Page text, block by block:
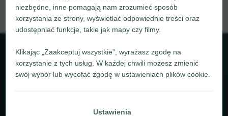
O locabee
niezbędne, inne pomagają nam zrozumieć sposób
korzystania ze strony, wyświetlać odpowiednie treści oraz
udostępniać funkcje, takie jak mapy czy filmy.
Klikając „Zaakceptuj wszystkie”, wyrażasz zgodę na
korzystanie z tych usług. W każdej chwili możesz zmienić
swój wybór lub wycofać zgodę w ustawieniach plików cookie.
Ustawienia